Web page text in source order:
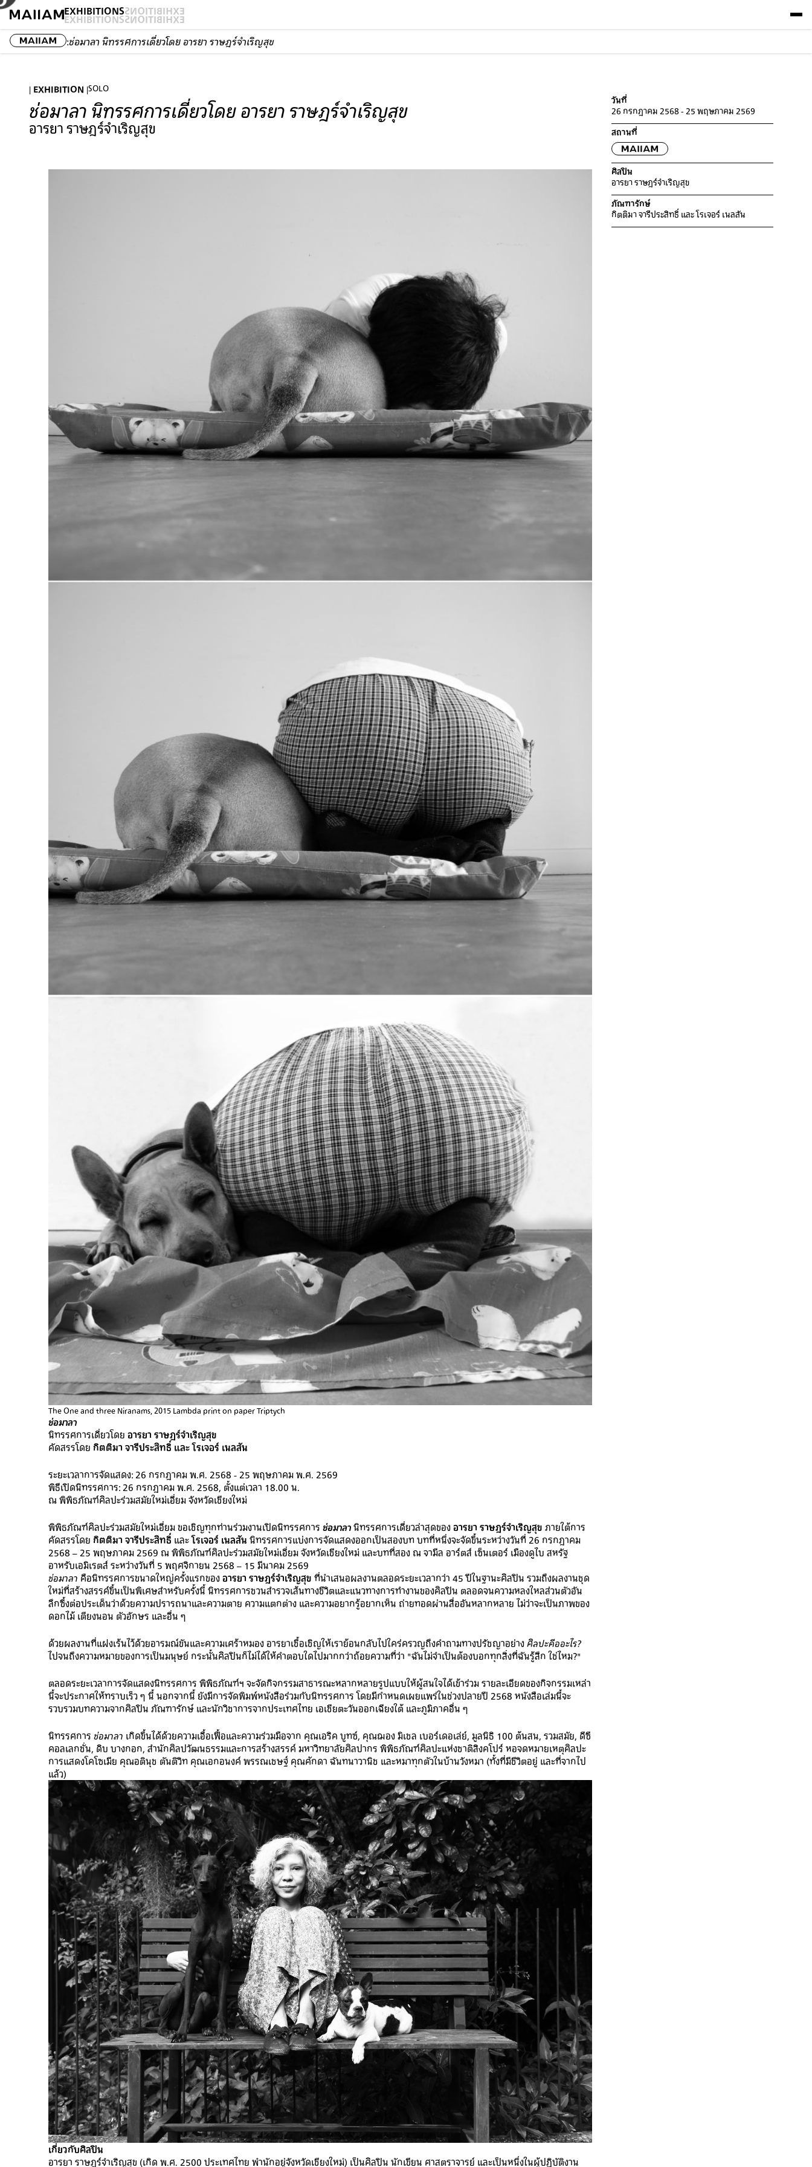
EXHIBITIONSEXHIBITIONS
EXHIBITIONSEXHIBITIONS
:ช่อมาลา นิทรรศการเดี่ยวโดย อารยา ราษฎร์จําเริญสุข
| EXHIBITION |SOLO
วันที่
26 กรกฎาคม 2568 - 25 พฤษภาคม 2569
สถานที่
ศิลปิน
อารยา ราษฎร์จําเริญสุข
ภัณฑารักษ์
กิตติมา จารีประสิทธิ์ และโรเจอร์ เนลสัน
ช่อมาลา นิทรรศการเดี่ยวโดย อารยา ราษฎร์จําเริญสุข
อารยา ราษฎร์จําเริญสุข
The One and three Niranams, 2015 Lambda print on paper Triptych
ช่อมาลา
นิทรรศการเดี่ยวโดย อารยา ราษฎร์จําเริญสุข
คัดสรรโดย กิตติมา จารีประสิทธิ์ และ โรเจอร์ เนลสัน
ระยะเวลาการจัดแสดง: 26 กรกฎาคม พ.ศ. 2568 - 25 พฤษภาคม พ.ศ. 2569
พิธีเปิดนิทรรศการ: 26 กรกฎาคม พ.ศ. 2568, ตั้งแต่เวลา 18.00 น.
ณ พิพิธภัณฑ์ศิลปะร่วมสมัยใหม่เอี่ยม จังหวัดเชียงใหม่
พิพิธภัณฑ์ศิลปะร่วมสมัยใหม่เอี่ยม ขอเชิญทุกท่านร่วมงานเปิดนิทรรศการ ช่อมาลานิทรรศการเดี่ยวล่าสุดของอารยา ราษฎร์จำเริญสุข ภายใต้การ
คัดสรรโดย กิตติมา จารีประสิทธิ์ และโรเจอร์ เนลสัน นิทรรศการแบ่งการจัดแสดงออกเป็นสองบท บทที่หนึ่งจะจัดขึ้นระหว่างวันที่ 26 กรกฎาคม
2568 – 25 พฤษภาคม 2569 ณ พิพิธภัณฑ์ศิลปะร่วมสมัยใหม่เอี่ยม จังหวัดเชียงใหม่ และบทที่สอง ณ จามีล อาร์ตส์ เซ็นเตอร์ เมืองดูไบ สหรัฐ
อาหรับเอมิเรตส์ ระหว่างวันที่ 5 พฤศจิกายน 2568 – 15 มีนาคม 2569
ช่อมาลา คือนิทรรศการขนาดใหญ่ครั้งแรกของอารยา ราษฎร์จำเริญสุข ที่นำเสนอผลงานตลอดระยะเวลากว่า 45 ปีในฐานะศิลปิน รวมถึงผลงานชุด
ใหม่ที่สร้างสรรค์ขึ้นเป็นพิเศษสำหรับครั้งนี้ นิทรรศการชวนสำรวจเส้นทางชีวิตและแนวทางการทำงานของศิลปิน ตลอดจนความหลงใหลส่วนตัวอัน
ลึกซึ้งต่อประเด็นว่าด้วยความปรารถนาและความตาย ความแตกต่าง และความอยากรู้อยากเห็น ถ่ายทอดผ่านสื่ออันหลากหลาย ไม่ว่าจะเป็นภาพของ
ดอกไม้ เตียงนอน ตัวอักษร และอื่น ๆ
ด้วยผลงานที่แฝงเร้นไว้ด้วยอารมณ์ขันและความเศร้าหมอง อารยาเชื้อเชิญให้เราย้อนกลับไปใคร่ครวญถึงคำถามทางปรัชญาอย่างศิลปะคืออะไร?
ไปจนถึงความหมายของการเป็นมนุษย์ กระนั้นศิลปินก็ไม่ได้ให้คำตอบใดไปมากกว่าถ้อยความที่ว่า "ฉันไม่จำเป็นต้องบอกทุกสิ่งที่ฉันรู้สึก ใช่ไหม?"
ตลอดระยะเวลาการจัดแสดงนิทรรศการ พิพิธภัณฑ์ฯ จะจัดกิจกรรมสาธารณะหลากหลายรูปแบบให้ผู้สนใจได้เข้าร่วม รายละเอียดของกิจกรรมเหล่า
นี้จะประกาศให้ทราบเร็ว ๆ นี้ นอกจากนี้ ยังมีการจัดพิมพ์หนังสือร่วมกับนิทรรศการ โดยมีกำหนดเผยแพร่ในช่วงปลายปี 2568 หนังสือเล่มนี้จะ
รวบรวมบทความจากศิลปิน ภัณฑารักษ์ และนักวิชาการจากประเทศไทย เอเชียตะวันออกเฉียงใต้ และภูมิภาคอื่น ๆ
นิทรรศการ ช่อมาลา เกิดขึ้นได้ด้วยความเอื้อเฟื้อและความร่วมมือจาก คุณเอริค บูทซ์, คุณฌอง มิเชล เบอร์เดอเล่ย์, มูลนิธิ 100 ต้นสน, รวมสมัย, ดีซี
คอลเลกชั่น, ดิบ บางกอก, สำนักศิลปวัฒนธรรมและการสร้างสรรค์ มหาวิทยาลัยศิลปากร พิพิธภัณฑ์ศิลปะแห่งชาติสิงคโปร์ หอจดหมายเหตุศิลปะ
การแสดงโคโซเมีย คุณอตินุช ตันติวิท คุณเอกอนงค์ พรรณเชษฐ์ คุณศักดา ฉันทนาวานิช และหมาทุกตัวในบ้านวังหมา (ทั้งที่มีชีวิตอยู่ และที่จากไป
แล้ว)
เกี่ยวกับศิลปิน
อารยา ราษฎร์จำเริญสุข (เกิด พ.ศ. 2500 ประเทศไทย พำนักอยู่จังหวัดเชียงใหม่) เป็นศิลปิน นักเขียน ศาสตราจารย์ และเป็นหนึ่งในผู้ปฏิบัติงาน